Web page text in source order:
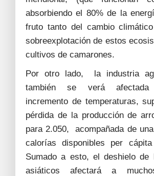
absorbiendo el 80% de la
fruto tanto del cambio
sobreexplotación de estos
cultivos de camarones.
Por otro lado, la industria
también se verá
incremento de temperaturas,
pérdida de la producción de
para 2.050, acompañada de
calorías disponibles per
Sumado a esto, el deshielo de
asiáticos afectará a